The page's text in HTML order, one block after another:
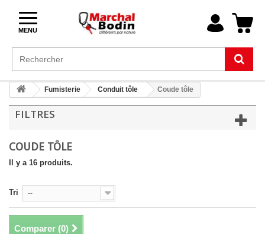
MENU
Fumisterie Conduit tôle Coude tôle
FILTRES
COUDE TÔLE
Il y a 16 produits.
Tri --
Comparer (0)